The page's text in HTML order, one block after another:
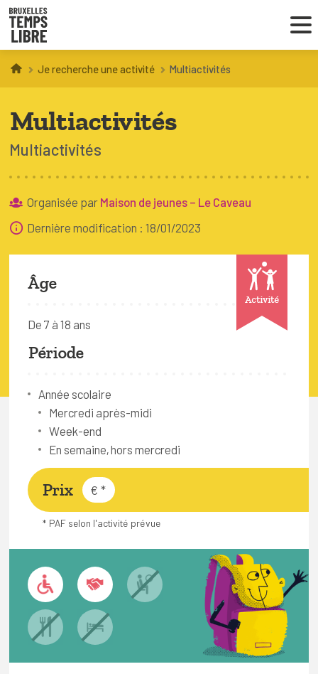
Infos parents
Droit au loisir
Coordinations ATL
À BRUXELLES
FAQ
Connexion
Espace pro
Bruxelles Temps Libre
Je recherche une activité Multiactivités
Multiactivités
Multiactivités
Organisée par Maison de jeunes – Le Caveau
Dernière modification : 18/01/2023
Activité
Âge
De 7 à 18 ans
Période
Année scolaire
Mercredi après-midi
Week-end
En semaine, hors mercredi
Prix € *
* PAF selon l'activité prévue